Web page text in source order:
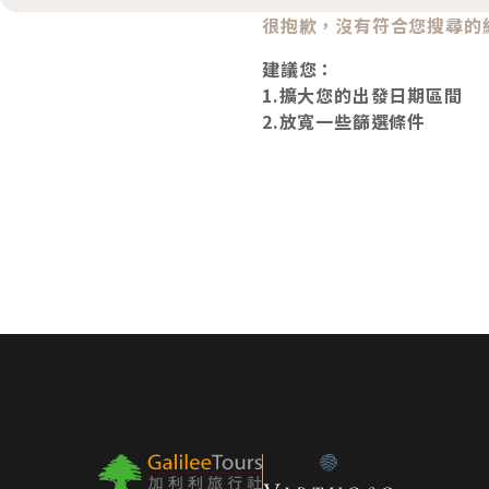
很抱歉，沒有符合您搜尋的
建議您：
1.擴大您的出發日期區間
2.放寬一些篩選條件